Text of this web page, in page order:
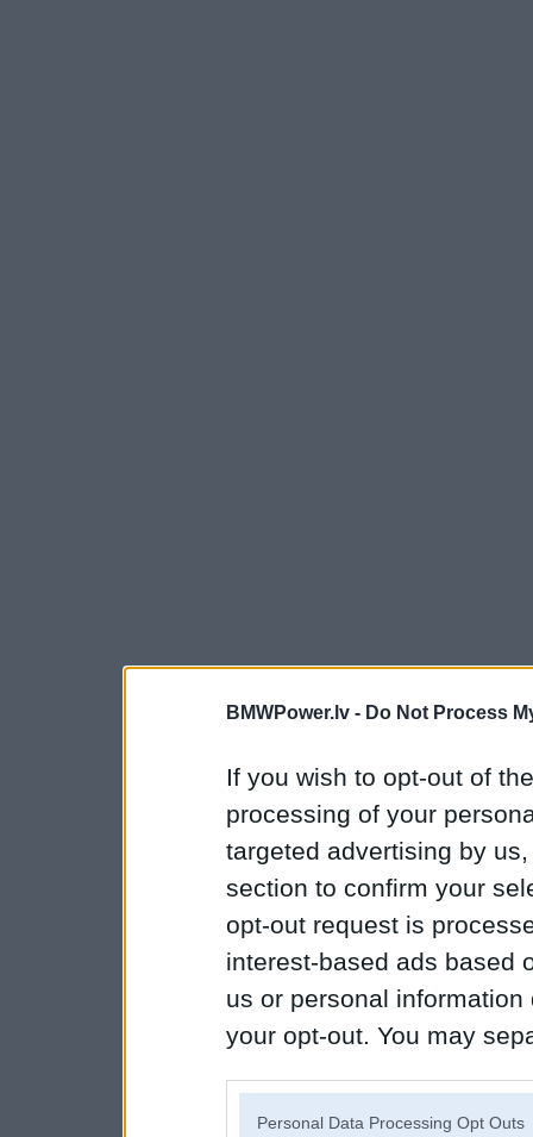
BMWPower.lv - Do Not Process
If you wish to opt-out of
processing of your
targeted advertising by
section to confirm your
opt-out request is
interest-based ads based
us or personal
your opt-out. You may
Personal Data Processing Opt Outs